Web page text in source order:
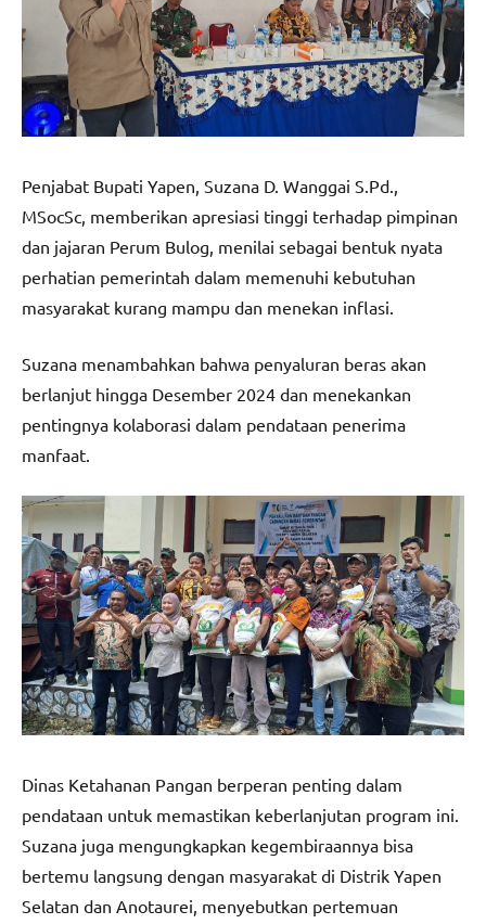
Penjabat Bupati Yapen, Suzana D. Wanggai S.Pd.,
MSocSc, memberikan apresiasi tinggi terhadap pimpinan
dan jajaran Perum Bulog, menilai sebagai bentuk nyata
perhatian pemerintah dalam memenuhi kebutuhan
masyarakat kurang mampu dan menekan inflasi.
Suzana menambahkan bahwa penyaluran beras akan
berlanjut hingga Desember 2024 dan menekankan
pentingnya kolaborasi dalam pendataan penerima
manfaat.
Dinas Ketahanan Pangan berperan penting dalam
pendataan untuk memastikan keberlanjutan program ini.
Suzana juga mengungkapkan kegembiraannya bisa
bertemu langsung dengan masyarakat di Distrik Yapen
Selatan dan Anotaurei, menyebutkan pertemuan